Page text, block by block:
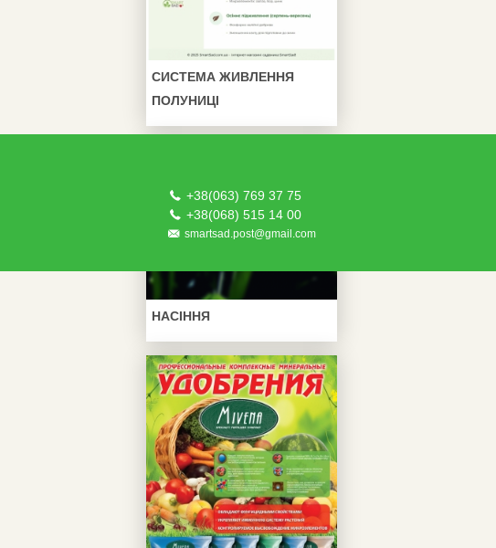
СИСТЕМА ЖИВЛЕННЯ
ПОЛУНИЦІ
НАСІННЯ
+38(063) 769 37 75
+38(068) 515 14 00
smartsad.post@gmail.com